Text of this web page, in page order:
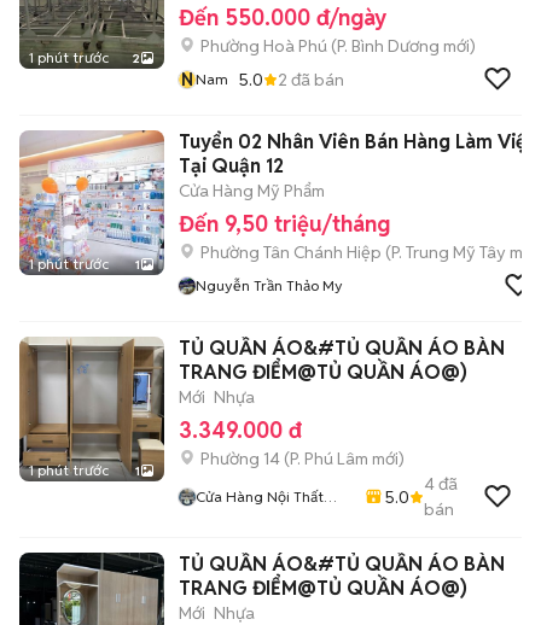
1 phút trước 2
Đến 550.000 đ/ngày
Phường Hoà Phú (P. Bình Dương mới)
NNam 5.0 2 đã bán
1 phút trước 1
Tuyển 02 Nhân Viên Bán Hàng Làm Việc
Tại Quận 12
Cửa Hàng Mỹ Phẩm
Đến 9,50 triệu/tháng
Phường Tân Chánh Hiệp (P. Trung Mỹ Tây mới)
Nguyễn Trần Thảo My
1 phút trước 1
TỦ QUẦN ÁO&#TỦ QUẦN ÁO BÀN
TRANG ĐIỂM@TỦ QUẦN ÁO@)
Mới Nhựa
3.349.000 đ
Phường 14 (P. Phú Lâm mới)
Cửa Hàng Nội Thất
5.0
4đã
bán
TỦ QUẦN ÁO&#TỦ QUẦN ÁO BÀN
TRANG ĐIỂM@TỦ QUẦN ÁO@)
Mới Nhựa